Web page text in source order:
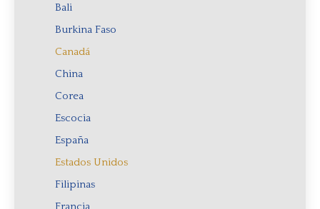
Bali
Burkina Faso
Canadá
China
Corea
Escocia
España
Estados Unidos
Filipinas
Francia